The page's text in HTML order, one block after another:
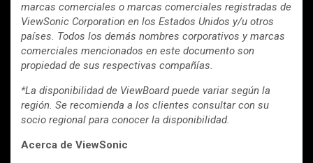
marcas comerciales o marcas comerciales registradas de
ViewSonic Corporation en los Estados Unidos y/u otros
países. Todos los demás nombres corporativos y marcas
comerciales mencionados en este documento son
propiedad de sus respectivas compañías.
*La disponibilidad de ViewBoard puede variar según la
región. Se recomienda a los clientes consultar con su
socio regional para conocer la disponibilidad.
Acerca de ViewSonic